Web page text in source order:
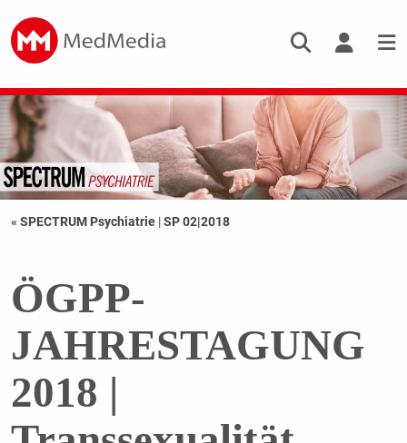
« SPECTRUM Psychiatrie |SP 02|2018
ÖGPP-
JAHRESTAGUNG
2018 |